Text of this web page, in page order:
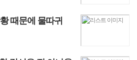
때문에 물따귀